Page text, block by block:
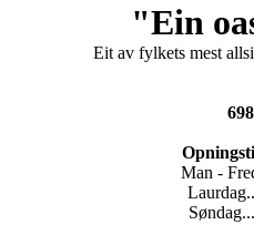
"Ein
Eit av fylkets mest
Man -